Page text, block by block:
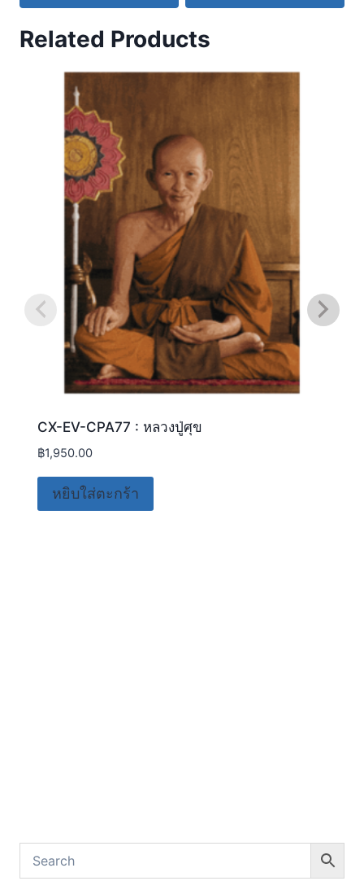
Related Products
CX-EV-CPA77 : หลวงปู่ศุข
฿1,950.00
หยิบใส่ตะกร้า